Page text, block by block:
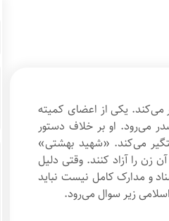
فرار می‌کند. یکی از اعضای کمیته
می‌رود. او بر خلاف دستور
می‌کند. «شهید بهشتی»
زن را آزاد کنند. وقتی دلیل
و مدارک کامل نیست نباید
زیر سوال می‌رود.